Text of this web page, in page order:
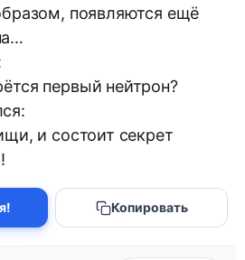
появляются ещё
первый нейтрон?
и состоит секрет
Копировать